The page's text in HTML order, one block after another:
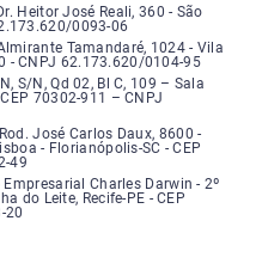
Avenida Doutor Heitor José
Heitor José Reali, 360 - São
0093-06
Rua Almirante Tamandaré,
Tamandaré, 1024 - Vila
- CNPJ 62.173.620/0104-95
Comercial Norte, sem
S/N, Qd 02, Bl C, 109 – Sala
70302-911 – CNPJ
Rodovia José Carlos, número
José Carlos Daux, 8600 -
- Florianópolis-SC - CEP
49
Empresarial Charles Darwin,
Charles Darwin - 2º
do Leite, Recife-PE - CEP
20